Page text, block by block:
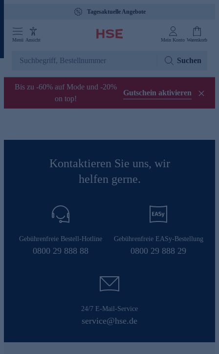
Tagesaktuelle Angebote
Menü Ansicht Mein Konto Warenkorb
Suchen
Bis zu -60% auf Mode und -20%
on top!
Gutschein aktivieren
Kontaktieren Sie uns, wir
helfen gerne.
Gebührenfreie Bestell-Hotline
0800 29 888 88
Gebührenfreie EASy-Bestellung
0800 29 888 29
24/7 E-Mail-Service
service@hse.de